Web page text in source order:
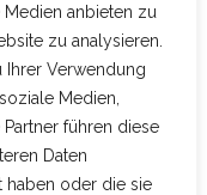
anbieten zu
zu analysieren.
Verwendung
Medien,
führen diese
Daten
haben oder die sie